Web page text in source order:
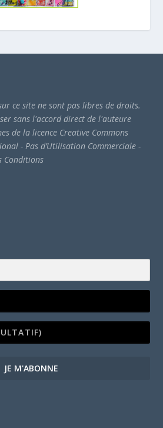
ce site ne sont pas libres de droits.
sans l'accord direct de l'auteure
de la licence Creative Commons
- Pas d’Utilisation Commerciale -
Conditions
JE M'ABONNE